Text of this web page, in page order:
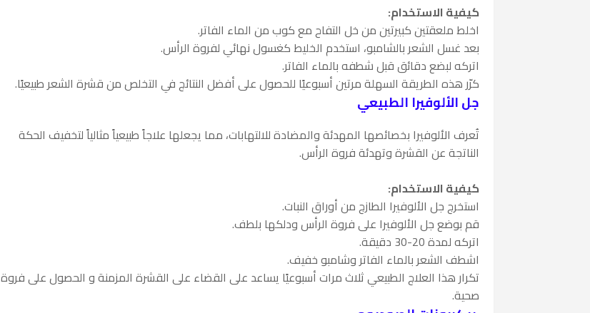
كيفية الاستخدام:
اخلط ملعقتين كبيرتين من خل التفاح مع كوب من الماء الفاتر.
بعد غسل الشعر بالشامبو، استخدم الخليط كغسول نهائي لفروة الرأس.
اتركه لبضع دقائق قبل شطفه بالماء الفاتر.
كرّر هذه الطريقة السهلة مرتين أسبوعيًا للحصول على أفضل النتائج في التخلص من قشرة الشعر طبيعيًا.
جل الألوفيرا الطبيعي
تُعرف الألوفيرا بخصائصها المهدئة والمضادة للالتهابات، مما يجعلها علاجاً طبيعياً مثالياً لتخفيف الحكة
الناتجة عن القشرة وتهدئة فروة الرأس.
كيفية الاستخدام:
استخرج جل الألوفيرا الطازج من أوراق النبات.
قم بوضع جل الألوفيرا على فروة الرأس ودلكها بلطف.
اتركه لمدة 20-30 دقيقة.
اشطف الشعر بالماء الفاتر وشامبو خفيف.
تكرار هذا العلاج الطبيعي ثلاث مرات أسبوعيًا يساعد على القضاء على القشرة المزمنة و الحصول على فروة
صحية.